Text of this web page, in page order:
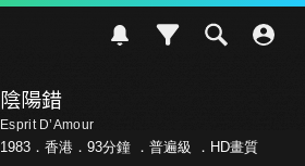
陰陽錯
Esprit D’Amour
1983．香港．93分鐘 ． 普遍級 ．HD畫質